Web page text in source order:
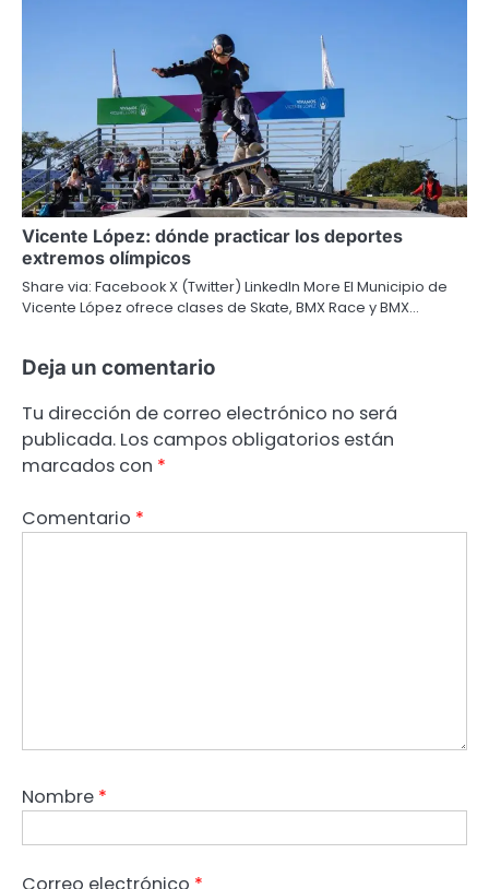
Vicente López: dónde practicar los deportes
extremos olímpicos
Share via: Facebook X (Twitter) LinkedIn More El Municipio de
Vicente López ofrece clases de Skate, BMX Race y BMX…
Deja un comentario
Tu dirección de correo electrónico no será
publicada. Los campos obligatorios están
marcados con *
Comentario *
Nombre *